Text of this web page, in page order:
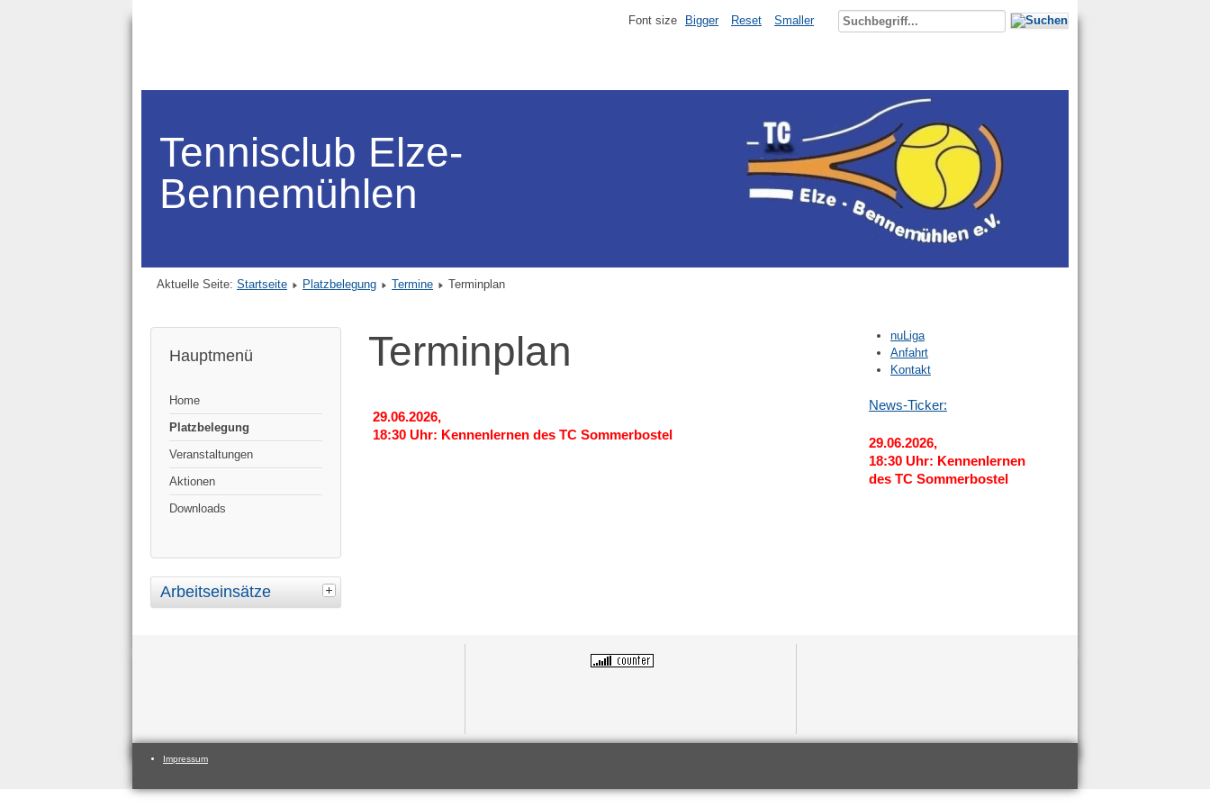
Tennisclub Elze-
Bennemühlen
Font size Bigger Reset Smaller
Aktuelle Seite: Startseite Platzbelegung Termine Terminplan
Hauptmenü
Home
Platzbelegung
Veranstaltungen
Aktionen
Downloads
Arbeitseinsätze
Terminplan
29.06.2026,
18:30 Uhr: Kennenlernen des TC Sommerbostel
nuLiga
Anfahrt
Kontakt
News-Ticker:
29.06.2026,
18:30 Uhr: Kennenlernen
des TC Sommerbostel
Impressum